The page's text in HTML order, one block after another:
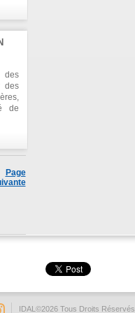
de
des
des
de
Page
IDAL©2026 Tous Droits Réservés